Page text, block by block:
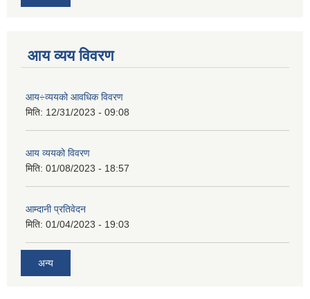
आय व्यय विवरण
आय÷व्ययको आवधिक विवरण
मिति: 12/31/2023 - 09:08
आय व्ययको विवरण
मिति: 01/08/2023 - 18:57
आम्दानी प्रतिवेदन
मिति: 01/04/2023 - 19:03
अन्य